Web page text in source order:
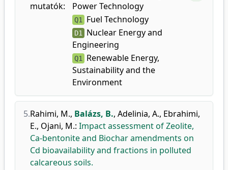
mutatók:
Power Technology
Q1 Fuel Technology
D1 Nuclear Energy and
Engineering
Q1 Renewable Energy,
Sustainability and the
Environment
5.Rahimi, M., Balázs, B., Adelinia, A., Ebrahimi,
E., Ojani, M.: Impact assessment of Zeolite,
Ca-bentonite and Biochar amendments on
Cd bioavailability and fractions in polluted
calcareous soils.